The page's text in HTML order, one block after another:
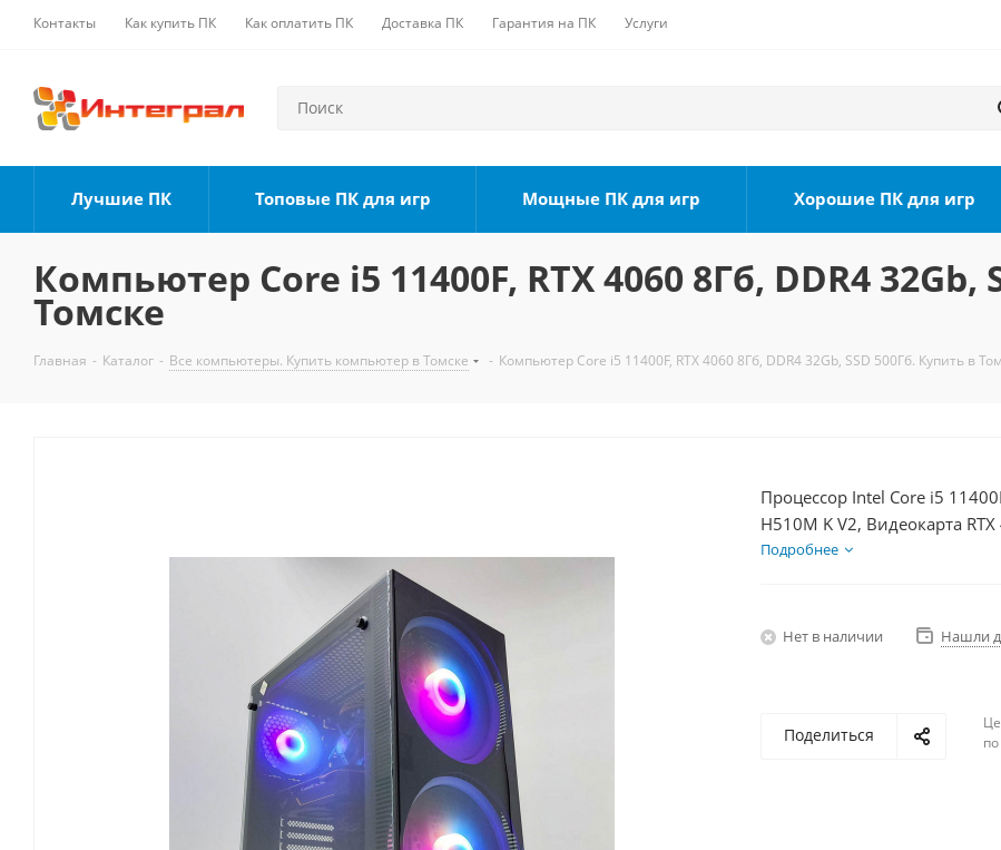
Контакты Как купить ПК Как оплатить ПК Доставка ПК Гарантия на ПК Услуги
Лучшие ПК Топовые ПК для игр Мощные ПК для игр Хорошие ПК для игр
Компьютер Core i5 11400F, RTX 4060 8Гб, DDR4 32Gb,
Томске
Главная - Каталог - Все компьютеры. Купить компьютер в Томске - Компьютер Core i5 11400F, RTX 4060 8Гб, DDR4 32Gb, SSD 500Гб. Купить в
Процессор Intel Core i5
H510M K V2, Видеокарта
600Вт
Подробнее
Нет в наличии Нашли
Поделиться